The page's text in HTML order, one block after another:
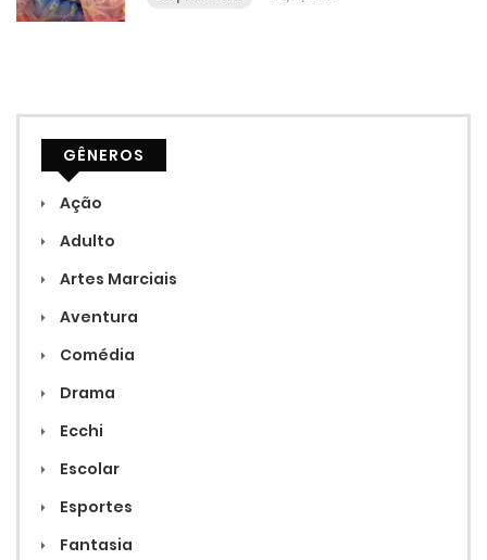
GÊNEROS
Ação
Adulto
Artes Marciais
Aventura
Comédia
Drama
Ecchi
Escolar
Esportes
Fantasia